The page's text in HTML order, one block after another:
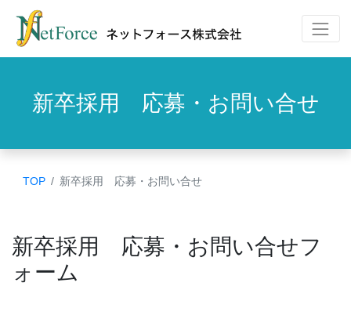
新卒採用 応募・お問い合せ
TOP 新卒採用 応募・お問い合せ
新卒採用 応募・お問い合せフ
ォーム